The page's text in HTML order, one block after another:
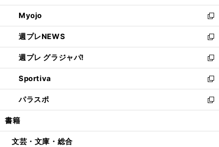
開
く
ウ
で
開
く
ン
ド
ウ
で
開
く
ウ
ィ
ン
ド
ウ
で
開
く
Myojo
新
し
い
ウ
ィ
ン
ド
ウ
で
開
週プレNEWS
新
し
い
ウ
ィ
ン
ド
ウ
開
週プレ グラジャパ!
新
し
い
ウ
ィ
ン
ウ
Sportiva
新
し
い
ウ
ン
パラスポ
新
し
ウ
書籍
文芸・文庫・総合